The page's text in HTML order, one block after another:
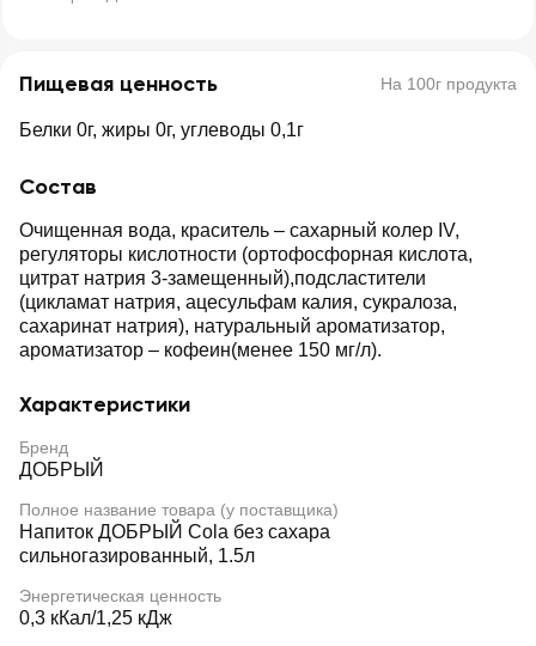
Пищевая ценность На 100г продукта
Белки 0г, жиры 0г, углеводы 0,1г
Состав
Очищенная вода, краситель – сахарный колер IV,
регуляторы кислотности (ортофосфорная кислота,
цитрат натрия 3-замещенный),подсластители
(цикламат натрия, ацесульфам калия, сукралоза,
сахаринат натрия), натуральный ароматизатор,
ароматизатор – кофеин(менее 150 мг/л).
Характеристики
Бренд
ДОБРЫЙ
Полное название товара (у поставщика)
Напиток ДОБРЫЙ Cola без сахара
сильногазированный, 1.5л
Энергетическая ценность
0,3 кКал/1,25 кДж